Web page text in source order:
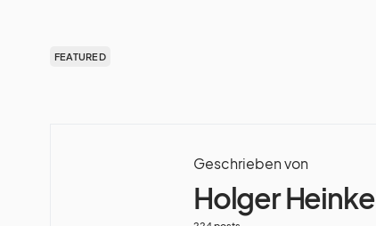
FEATURED
Geschrieben von
Holger Heinke